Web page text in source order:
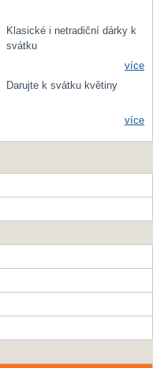
Klasické i netradiční dárky k
svátku
více
Darujte k svátku květiny
více